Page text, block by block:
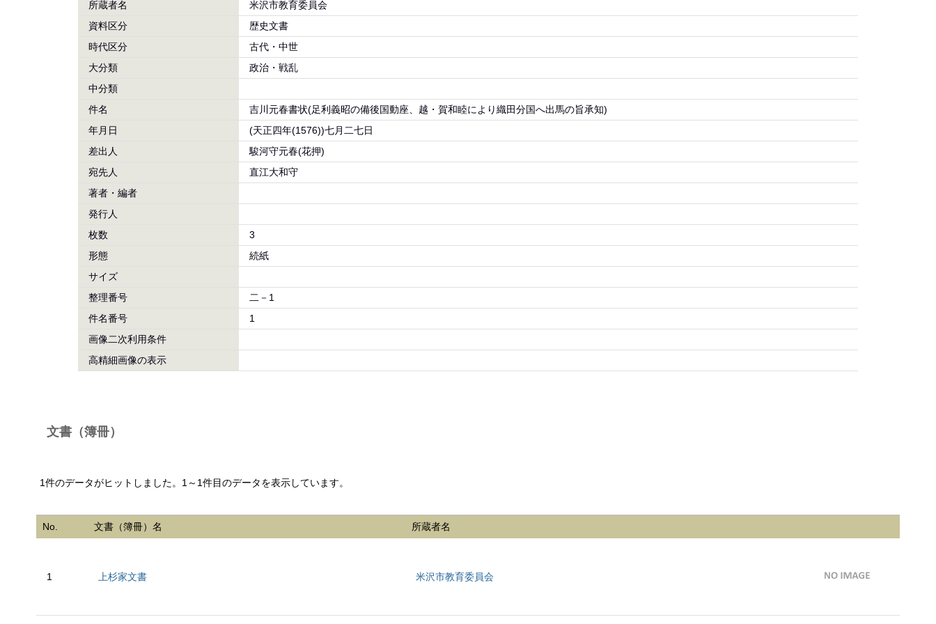
所蔵者名
米沢市教育委員会
資料区分
歴史文書
時代区分
古代・中世
大分類
政治・戦乱
中分類
件名
吉川元春書状(足利義昭の備後国動座、越・賀和睦により織田分国へ出馬の旨承知)
年月日
(天正四年(1576))七月二七日
差出人
駿河守元春(花押)
宛先人
直江大和守
著者・編者
発行人
枚数
3
形態
続紙
サイズ
整理番号
二－1
件名番号
1
画像二次利用条件
高精細画像の表示
文書（簿冊）
1件のデータがヒットしました。1～1件目のデータを表示しています。
No. 文書（簿冊）名 所蔵者名
1 上杉家文書 米沢市教育委員会